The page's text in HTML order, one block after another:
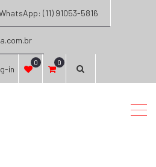
(11) 91053-5816
in
0 0